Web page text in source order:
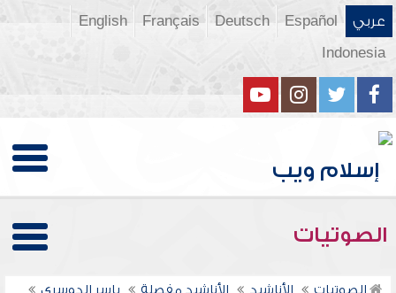
عربي Español
Deutsch
Français
English
Indonesia
الصوتيات
الصوتيات الأناشيد الأناشيد مفصلة ياسر الدوسري